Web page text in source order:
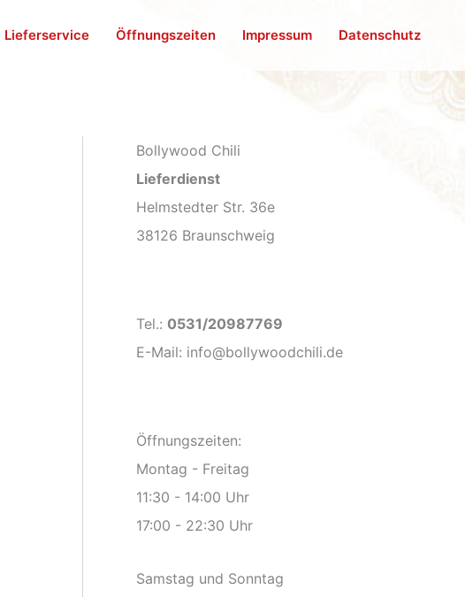
Lieferservice Öffnungszeiten Impressum Datenschutz
Bollywood Chili
Lieferdienst
Helmstedter Str. 36e
38126 Braunschweig
Tel.: 0531/20987769
E-Mail: info@bollywoodchili.de
Öffnungszeiten:
Montag - Freitag
11:30 - 14:00 Uhr
17:00 - 22:30 Uhr
Samstag und Sonntag